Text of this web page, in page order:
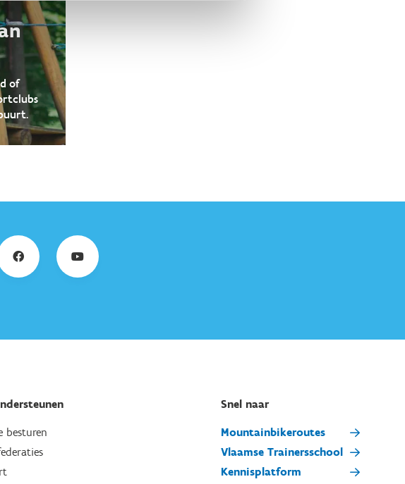
of
besturen
Snel naar
Mountainbikeroutes
Vlaamse Trainersschool
Kennisplatform